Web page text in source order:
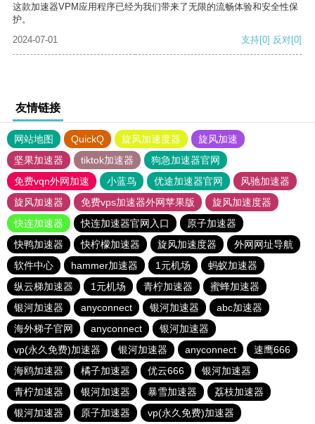
这款加速器VPM应用程序已经为我们带来了无限的流畅体验和安全性保
护。
2024-07-01
支持[0] 反对[0]
友情链接
网站地图 QuickQ 旋风加速度器
旋风加速
坚果加速器
tiktok加速器
狗急加速器官网
免费vqn外网加速
小蓝鸟 优途加速器官网
风驰加速器
旋风加速器
免费vps加速器外网苹果版
旋风加速度器
快连加速器
快连加速器官网入口
原子加速器
快鸭加速器
快柠檬加速器 旋风加速度器
外网网址导航
软件中心
hammer加速器 1元机场
蚂蚁加速器
纵云梯加速器
1元机场 青柠加速器
蜜蜂加速器
银河加速器
anyconnect 银河加速器
abc加速器
海外梯子官网
anyconnect
银河加速器
vp(永久免费)加速器
银河加速器 anyconnect
速鹰666
海鸥加速器
橘子加速器 优云666
银河加速器
青柠加速器
银河加速器 暴雪加速器
荔枝加速器
银河加速器
原子加速器 vp(永久免费)加速器